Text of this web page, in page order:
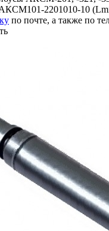
2201010-10
по почте, а также по